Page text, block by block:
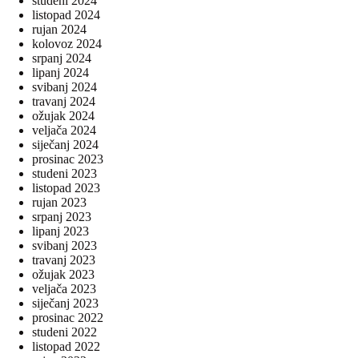
listopad 2024
rujan 2024
kolovoz 2024
srpanj 2024
lipanj 2024
svibanj 2024
travanj 2024
ožujak 2024
veljača 2024
siječanj 2024
prosinac 2023
studeni 2023
listopad 2023
rujan 2023
srpanj 2023
lipanj 2023
svibanj 2023
travanj 2023
ožujak 2023
veljača 2023
siječanj 2023
prosinac 2022
studeni 2022
listopad 2022